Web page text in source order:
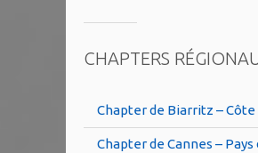
CHAPTERS
Chapter de Biarritz – Côte
Chapter de Cannes – Pays